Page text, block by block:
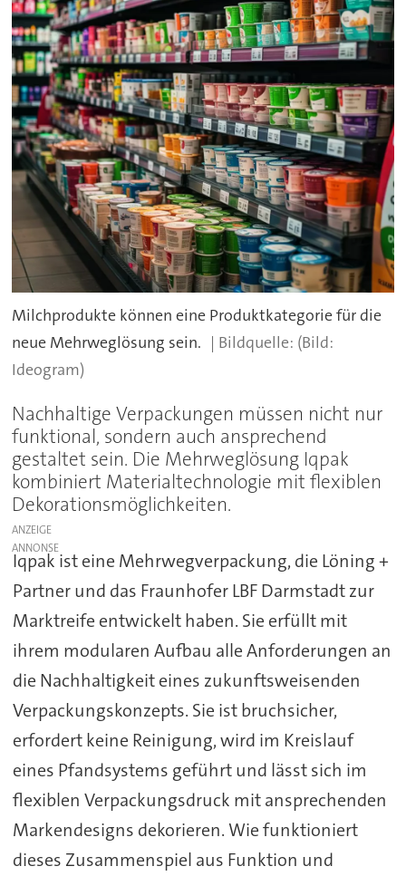
Milchprodukte können eine Produktkategorie für die
neue Mehrweglösung sein.
(Bild:
Ideogram)
Nachhaltige Verpackungen müssen nicht nur
funktional, sondern auch ansprechend
gestaltet sein. Die Mehrweglösung Iqpak
kombiniert Materialtechnologie mit flexiblen
Dekorationsmöglichkeiten.
ANZEIGE
Iqpak ist eine Mehrwegverpackung, die Löning +
Partner und das Fraunhofer LBF Darmstadt zur
Marktreife entwickelt haben. Sie erfüllt mit
ihrem modularen Aufbau alle Anforderungen an
die Nachhaltigkeit eines zukunftsweisenden
Verpackungskonzepts. Sie ist bruchsicher,
erfordert keine Reinigung, wird im Kreislauf
eines Pfandsystems geführt und lässt sich im
flexiblen Verpackungsdruck mit ansprechenden
Markendesigns dekorieren. Wie funktioniert
dieses Zusammenspiel aus Funktion und